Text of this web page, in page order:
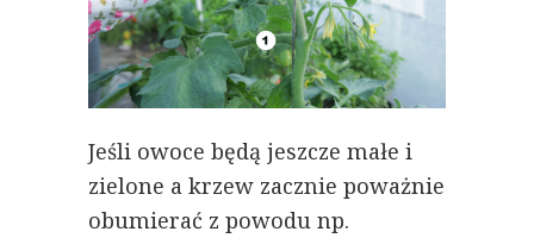
Jeśli owoce będą jeszcze małe i
zielone a krzew zacznie poważnie
obumierać z powodu np.